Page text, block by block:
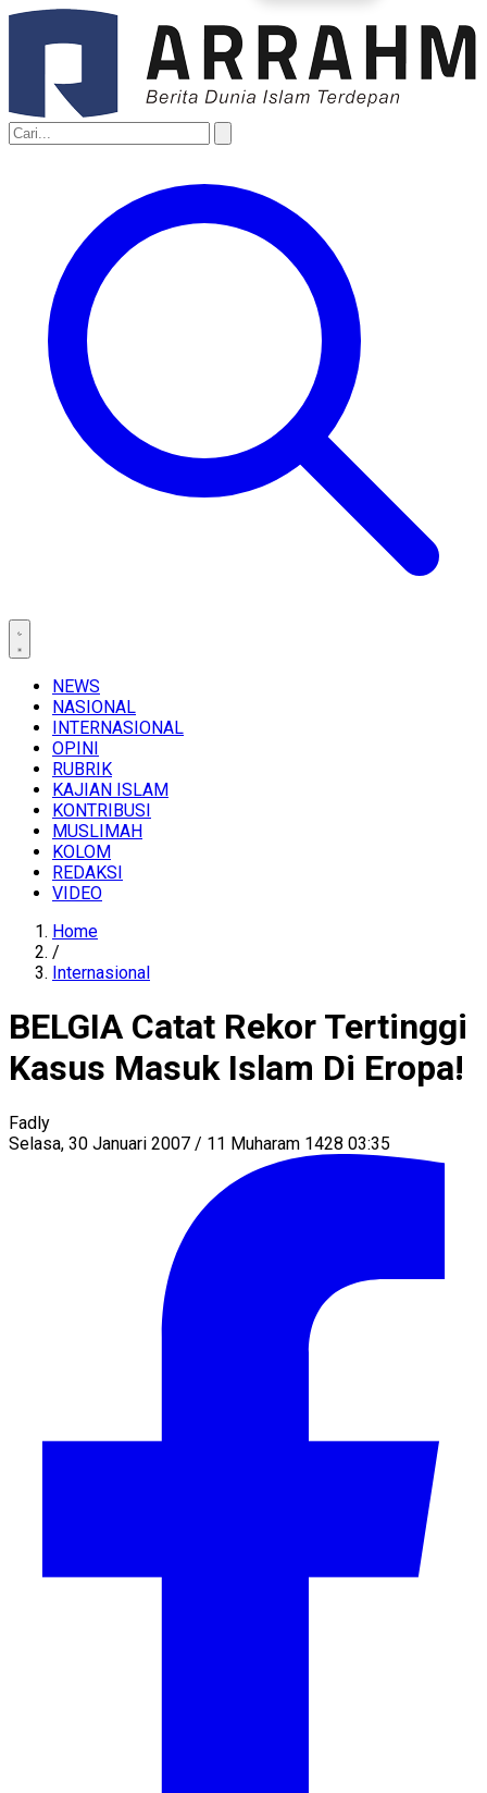
NEWS
NASIONAL
INTERNASIONAL
OPINI
RUBRIK
KAJIAN ISLAM
KONTRIBUSI
MUSLIMAH
KOLOM
REDAKSI
VIDEO
Home
/
Internasional
BELGIA Catat Rekor Tertinggi
Kasus Masuk Islam Di Eropa!
Fadly
Selasa, 30 Januari 2007 / 11 Muharam 1428 03:35